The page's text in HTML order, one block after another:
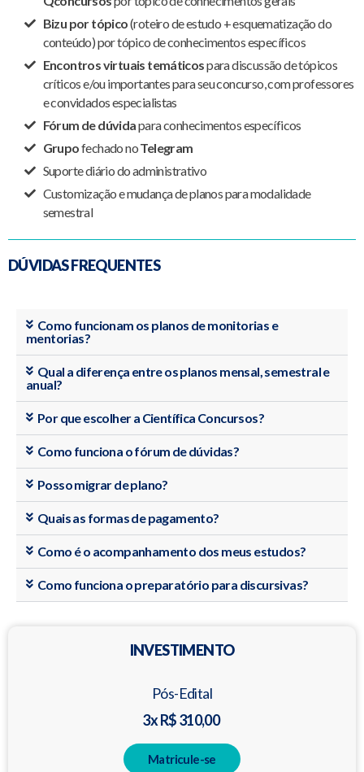
Bizu por tópico(roteiro de estudo + esquematização do
conteúdo) por tópico de conhecimentos específicos
Encontros virtuais temáticospara discussão de tópicos
críticos e/ou importantes para seu concurso, com professores
e convidados especialistas
Fórum de dúvidapara conhecimentos específicos
Grupofechado noTelegram
Suporte diário do administrativo
Customização e mudança de planos para modalidade
semestral
DÚVIDAS FREQUENTES
Como funcionam os planos de monitorias e
mentorias?
Qual a diferença entre os planos mensal, semestral e
anual?
Por que escolher a Científica Concursos?
Como funciona o fórum de dúvidas?
Posso migrar de plano?
Quais as formas de pagamento?
Como é o acompanhamento dos meus estudos?
Como funciona o preparatório para discursivas?
INVESTIMENTO
Pós-Edital
3x R$ 310,00
Matricule-se